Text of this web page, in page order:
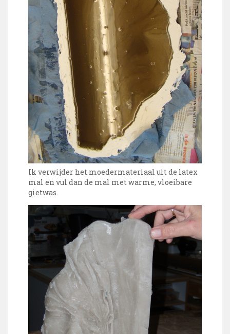
Ik verwijder het moedermateriaal uit de latex
mal en vul dan de mal met warme, vloeibare
gietwas.